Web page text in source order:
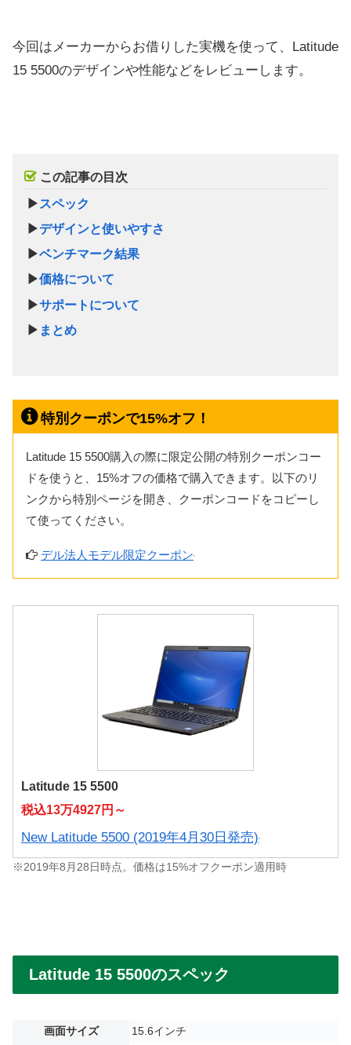
今回はメーカーからお借りした実機を使って、Latitude
15 5500のデザインや性能などをレビューします。
この記事の目次
▶ スペック
▶デザインと使いやすさ
▶ベンチマーク結果
▶価格について
▶サポートについて
▶ まとめ
特別クーポンで15%オフ！
Latitude 15 5500購入の際に限定公開の特別クーポンコー
ドを使うと、15%オフの価格で購入できます。以下のリ
ンクから特別ページを開き、クーポンコードをコピーし
て使ってください。
デル法人モデル限定クーポン
Latitude 15 5500
税込13万4927円～
New Latitude 5500 (2019年4月30日発売)
※2019年8月28日時点。価格は15%オフクーポン適用時
Latitude 15 5500のスペック
画面サイズ 15.6インチ